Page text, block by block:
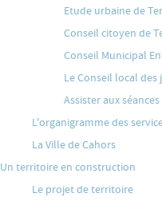
Etude urbaine de
Conseil citoyen de
Conseil Municipal
Le Conseil local des
Assister aux
L'organigramme des
La Ville de Cahors
Un territoire en construction
Le projet de territoire